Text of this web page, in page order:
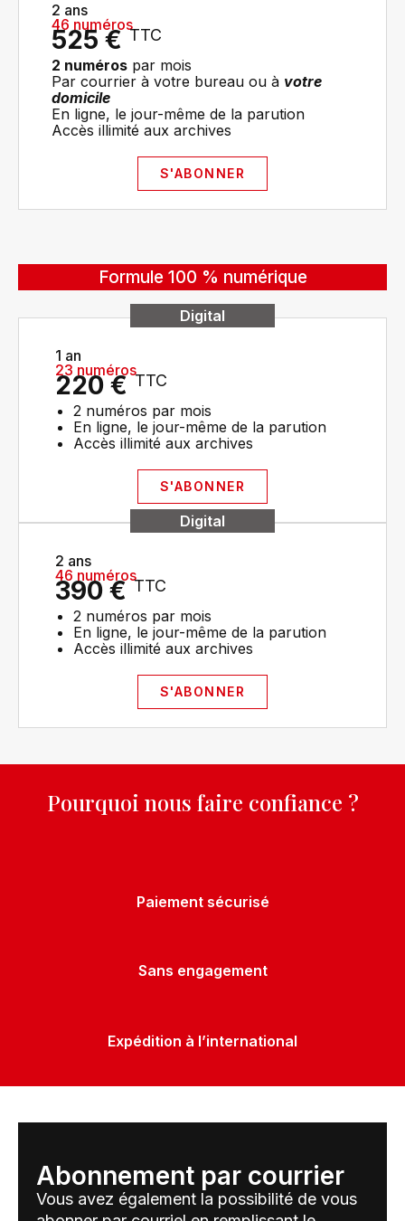
2 ans
46 numéros
525 € TTC
2 numéros par mois
Par courrier à votre bureau ou à votre
domicile
En ligne, le jour-même de la parution
Accès illimité aux archives​
S'ABONNER
Formule 100 % numérique
Digital
1 an
23 numéros
220 € TTC
2 numéros par mois
En ligne, le jour-même de la parution
Accès illimité aux archives​
S'ABONNER
Digital
2 ans
46 numéros
390 € TTC
2 numéros par mois
En ligne, le jour-même de la parution
Accès illimité aux archives​
S'ABONNER
Pourquoi nous faire confiance ?
Paiement sécurisé
Sans engagement
Expédition à l’international
Abonnement par courrier
Vous avez également la possibilité de vous